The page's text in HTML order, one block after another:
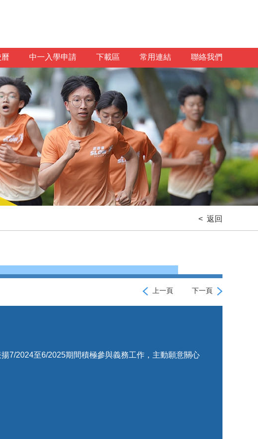
中一入學申請 下載區 常用連結 聯絡我們
< 返回
上一頁 下一頁
7/2024至6/2025期間積極參與義務工作，主動願意關心